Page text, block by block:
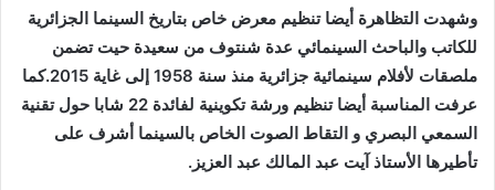
وشهدت التظاهرة أيضا تنظيم معرض خاص بتاريخ السينما الجزائرية
للكاتب والباحث السينمائي عدة شنتوف من سعيدة حيت تضمن
ملصقات لأفلام سينمائية جزائرية منذ سنة 1958 إلى غاية 2015.كما
عرفت المناسبة أيضا تنظيم ورشة تكوينية لفائدة 22 شابا حول تقنية
السمعي البصري و التقاط الصوت الخاص بالسينما أشرف على
تأطيرها الأستاذ آيت عبد المالك عبد العزيز.